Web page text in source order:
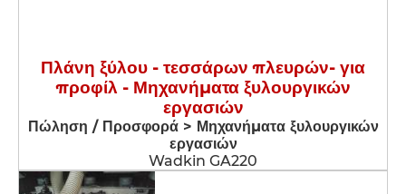
Πλάνη ξύλου - τεσσάρων πλευρών- για
προφίλ - Μηχανήματα ξυλουργικών
εργασιών
Πώληση / Προσφορά > Μηχανήματα ξυλουργικών
εργασιών
Wadkin GA220